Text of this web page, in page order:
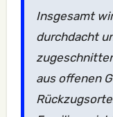
Insgesamt
durchdacht
aus offenen